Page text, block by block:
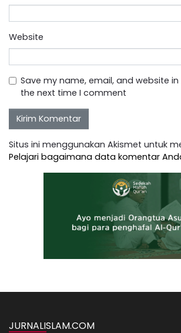
Website
Save my name, email, and website
the next time I comment
Situs ini menggunakan Akismet untuk
Pelajari bagaimana data komentar
JURNALISLAM.COM